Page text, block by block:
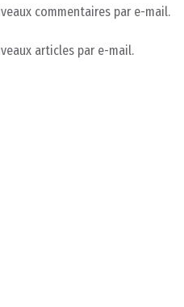
commentaires par e-mail.
articles par e-mail.